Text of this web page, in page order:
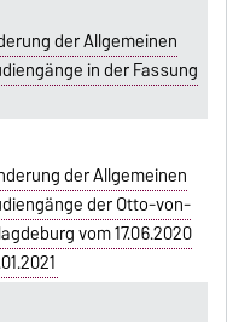
der Allgemeinen
in der Fassung
der Allgemeinen
der Otto-von-
vom 17.06.2020